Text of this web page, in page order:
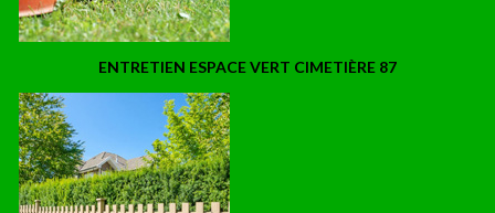
ENTRETIEN ESPACE VERT CIMETIÈRE 87